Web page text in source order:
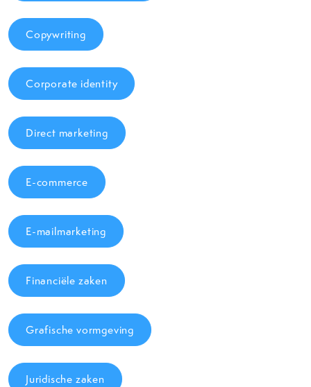
Copywriting
Corporate identity
Direct marketing
E-commerce
E-mailmarketing
Financiële zaken
Grafische vormgeving
Juridische zaken